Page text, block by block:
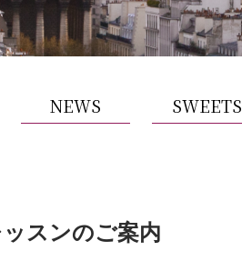
NEWS SWEETS
スンのご案内